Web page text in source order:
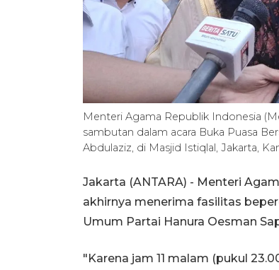
Menteri Agama Republik Indonesia
sambutan dalam acara Buka Puasa
Abdulaziz, di Masjid Istiqlal, Jakarta,
Jakarta (ANTARA) - Menteri
akhirnya menerima fasilitas
Umum Partai Hanura Oesman
"Karena jam 11 malam (pukul